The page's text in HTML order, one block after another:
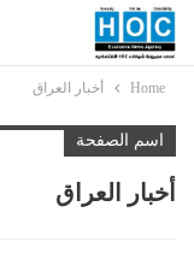
Home أخبار العراق
اسم الصفحة
أخبار العراق